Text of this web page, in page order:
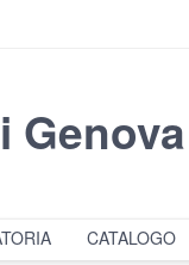
Genova
CATALOGO